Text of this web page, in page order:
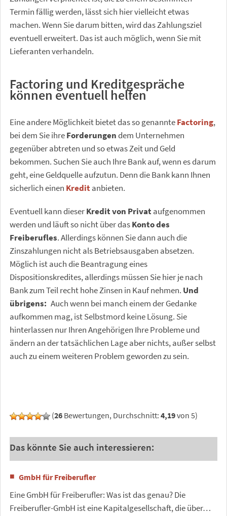
Termin fällig werden, lässt sich hier vielleicht etwas
machen. Wenn Sie darum bitten, wird das Zahlungsziel
eventuell erweitert. Das ist auch möglich, wenn Sie mit
Lieferanten verhandeln.
Factoring und Kreditgespräche
können eventuell helfen
Eine andere Möglichkeit bietet das so genannteFactoring,
bei dem Sie ihreForderungendem Unternehmen
gegenüber abtreten und so etwas Zeit und Geld
bekommen. Suchen Sie auch Ihre Bank auf, wenn es darum
geht, eine Geldquelle aufzutun. Denn die Bank kann Ihnen
sicherlich einen Kredit anbieten.
Eventuell kann dieserKredit von Privat aufgenommen
werden und läuft so nicht über dasKonto des
Freiberufles. Allerdings können Sie dann auch die
Zinszahlungen nicht als Betriebsausgaben absetzen.
Möglich ist auch die Beantragung eines
Dispositionskredites, allerdings müssen Sie hier je nach
Bank zum Teil recht hohe Zinsen in Kauf nehmen. Und
übrigens: Auch wenn bei manch einem der Gedanke
aufkommen mag, ist Selbstmord keine Lösung. Sie
hinterlassen nur Ihren Angehörigen Ihre Probleme und
ändern an der tatsächlichen Lage aber nichts, außer selbst
auch zu einem weiteren Problem geworden zu sein.
(26 Bewertungen, Durchschnitt: 4,19von 5)
Das könnte Sie auch interessieren:
GmbH für Freiberufler
Eine GmbH für Freiberufler: Was ist das genau? Die
Freiberufler-GmbH ist eine Kapitalgesellschaft, die über…